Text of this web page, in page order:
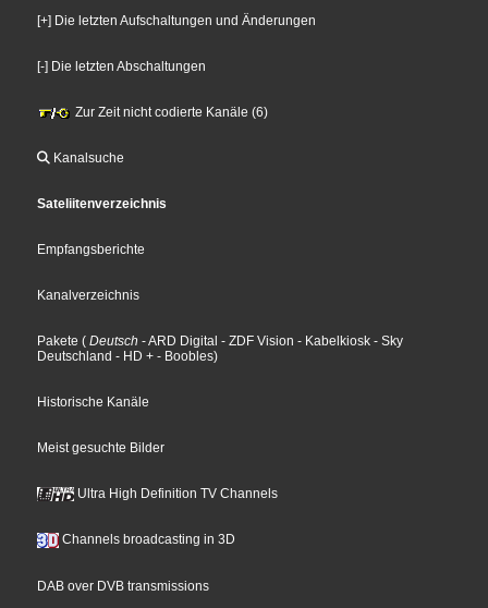
[+] Die letzten Aufschaltungen und Änderungen
[-] Die letzten Abschaltungen
Zur Zeit nicht codierte Kanäle (6)
Kanalsuche
Sateliitenverzeichnis
Empfangsberichte
Kanalverzeichnis
Pakete ( Deutsch - ARD Digital - ZDF Vision - Kabelkiosk - Sky
Deutschland - HD + - Boobles)
Historische Kanäle
Meist gesuchte Bilder
Ultra High Definition TV Channels
Channels broadcasting in 3D
DAB over DVB transmissions